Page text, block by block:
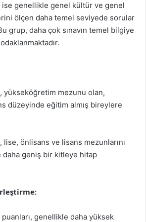
ise genellikle genel kültür ve genel
ölçen daha temel seviyede sorular
grup, daha çok sınavın temel bilgiye
odaklanmaktadır.
yükseköğretim mezunu olan,
düzeyinde eğitim almış bireylere
lise, önlisans ve lisans mezunlarını
daha geniş bir kitleye hitap
puanları, genellikle daha yüksek